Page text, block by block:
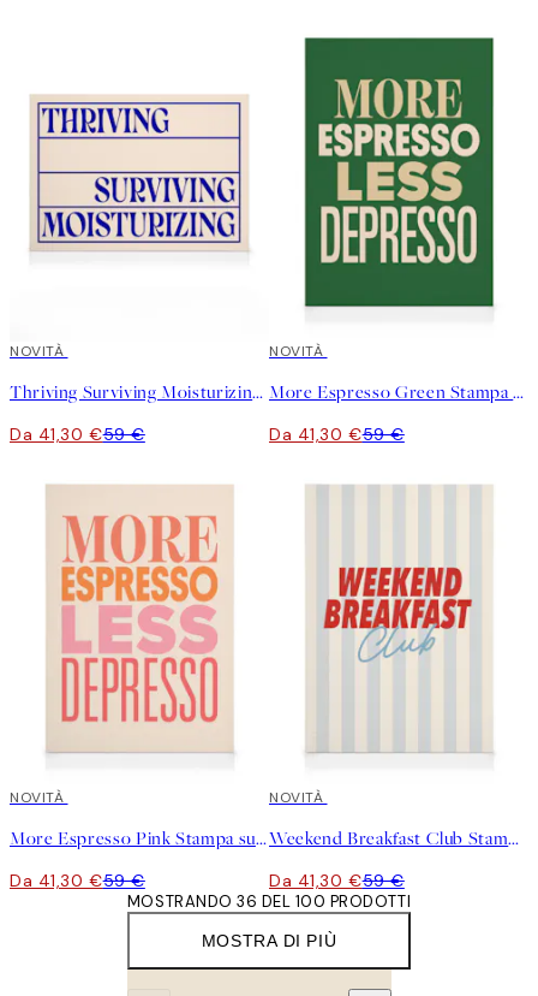
30%*
NOVITÀ
Thriving Surviving Moisturizing Stampa su Tela
Da 41,30 €59 €
30%*
NOVITÀ
More Espresso Green Stampa su Tela
Da 41,30 €59 €
30%*
NOVITÀ
More Espresso Pink Stampa su Tela
Da 41,30 €59 €
30%*
NOVITÀ
Weekend Breakfast Club Stampa su Tela
Da 41,30 €59 €
MOSTRA DI PIÙ
MOSTRANDO 36 DEL 100 PRODOTTI